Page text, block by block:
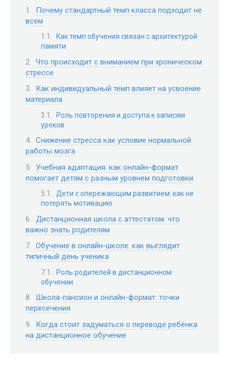
Почему стандартный темп класса подходит не
всем
Как темп обучения связан с архитектурой
памяти
Что происходит с вниманием при хроническом
стрессе
Как индивидуальный темп влияет на усвоение
материала
Роль повторения и доступа к записям
уроков
Снижение стресса как условие нормальной
работы мозга
Учебная адаптация: как онлайн-формат
помогает детям с разным уровнем подготовки
Дети с опережающим развитием: как не
потерять мотивацию
Дистанционная школа с аттестатом: что
важно знать родителям
Обучение в онлайн-школе: как выглядит
типичный день ученика
Роль родителей в дистанционном
обучении
Школа-пансион и онлайн-формат: точки
пересечения
Когда стоит задуматься о переводе ребёнка
на дистанционное обучение